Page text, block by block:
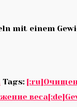
mit einem
Tags: